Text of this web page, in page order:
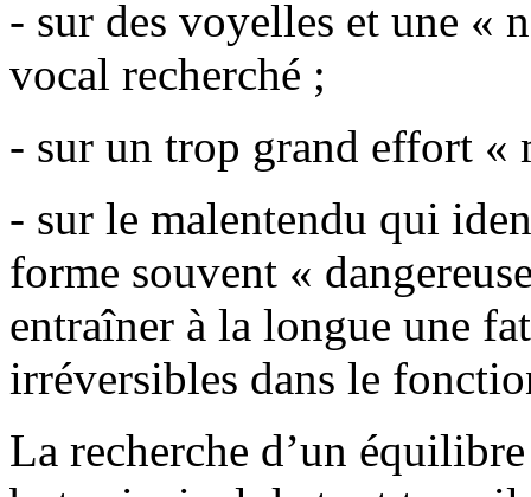
- sur des voyelles et une «
vocal recherché ;
- sur un trop grand effort «
- sur le malentendu qui
forme souvent «
entraîner à la longue une
irréversibles dans le
La recherche d’un